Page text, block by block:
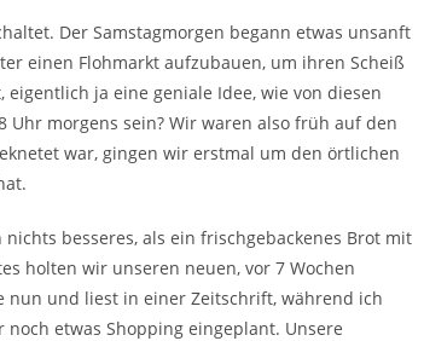
Der Samstagmorgen begann etwas unsanft
einen Flohmarkt aufzubauen, um ihren Scheiß
ja eine geniale Idee, wie von diesen
morgens sein? Wir waren also früh auf den
war, gingen wir erstmal um den örtlichen
besseres, als ein frischgebackenes Brot mit
holten wir unseren neuen, vor 7 Wochen
nun und liest in einer Zeitschrift, während ich
etwas Shopping eingeplant. Unsere